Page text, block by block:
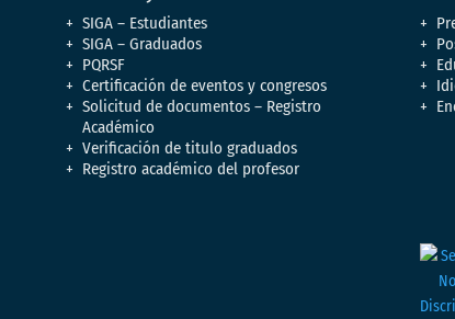
SIGA – Estudiantes
SIGA – Graduados
PQRSF
Certificación de eventos y congresos
Solicitud de documentos – Registro
Académico
Verificación de titulo graduados
Registro académico del profesor